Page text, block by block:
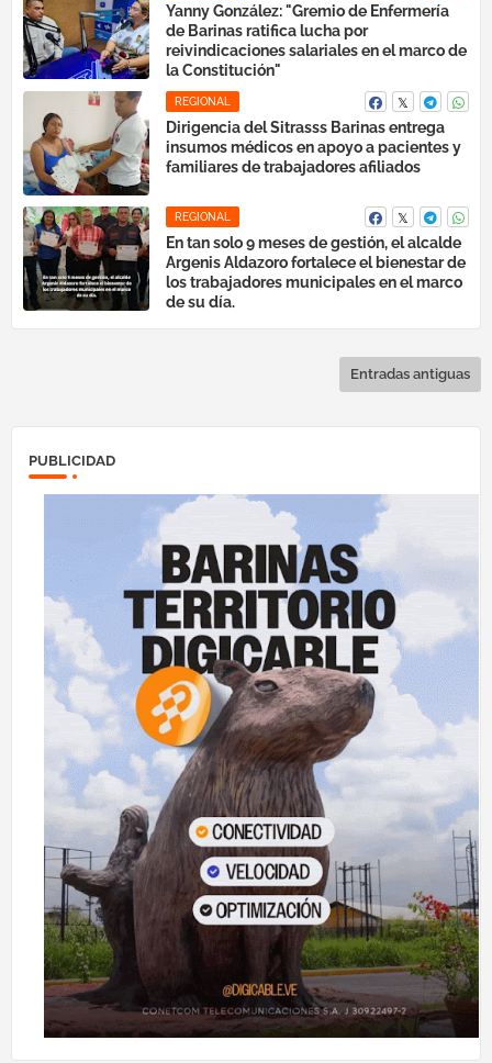
Yanny González: "Gremio de Enfermería
de Barinas ratifica lucha por
reivindicaciones salariales en el marco de
la Constitución"
REGIONAL
Dirigencia del Sitrasss Barinas entrega
insumos médicos en apoyo a pacientes y
familiares de trabajadores afiliados
REGIONAL
En tan solo 9 meses de gestión, el alcalde
Argenis Aldazoro fortalece el bienestar de
los trabajadores municipales en el marco
de su día.
Entradas antiguas
PUBLICIDAD